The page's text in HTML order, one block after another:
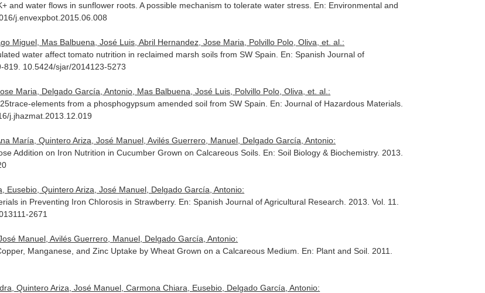
and water flows in sunflower roots. A possible mechanism to tolerate water stress. En: Environmental and
j.envexpbot.2015.06.008
Miguel, Mas Balbuena, José Luis, Abril Hernandez, Jose Maria, Polvillo Polo, Oliva, et. al.:
water affect tomato nutrition in reclaimed marsh soils from SW Spain. En: Spanish Journal of
819. 10.5424/sjar/2014123-5273
Maria, Delgado García, Antonio, Mas Balbuena, José Luis, Polvillo Polo, Oliva, et. al.:
elements from a phosphogypsum amended soil from SW Spain. En: Journal of Hazardous Materials
j.jhazmat.2013.12.019
María, Quintero Ariza, José Manuel, Avilés Guerrero, Manuel, Delgado García, Antonio:
Addition on Iron Nutrition in Cucumber Grown on Calcareous Soils. En: Soil Biology & Biochemistry. 2013.
Eusebio, Quintero Ariza, José Manuel, Delgado García, Antonio:
in Preventing Iron Chlorosis in Strawberry. En: Spanish Journal of Agricultural Research . 2013. Vol. 11.
2671
Manuel, Avilés Guerrero, Manuel, Delgado García, Antonio:
Manganese, and Zinc Uptake by Wheat Grown on a Calcareous Medium. En: Plant and Soil . 2011.
Quintero Ariza, José Manuel, Carmona Chiara, Eusebio, Delgado García, Antonio: